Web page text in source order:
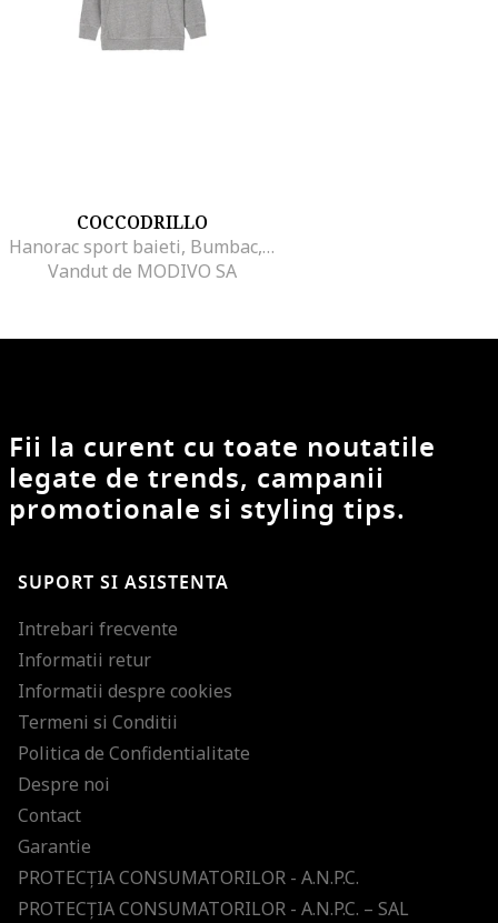
COCCODRILLO
Hanorac sport baieti, Bumbac, Gri
Vandut de MODIVO SA
Fii la curent cu toate noutatile
legate de trends, campanii
promotionale si styling tips.
SUPORT SI ASISTENTA
Intrebari frecvente
Informatii retur
Informatii despre cookies
Termeni si Conditii
Politica de Confidentialitate
Despre noi
Contact
Garantie
PROTECŢIA CONSUMATORILOR - A.N.P.C.
PROTECŢIA CONSUMATORILOR - A.N.P.C. – SAL